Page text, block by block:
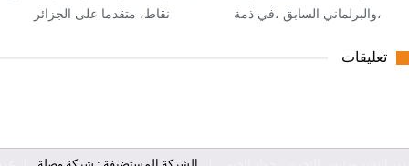
،والبرلماني السابق ،في ذمة
نقاط، متقدما على الجزائر
تعليقات